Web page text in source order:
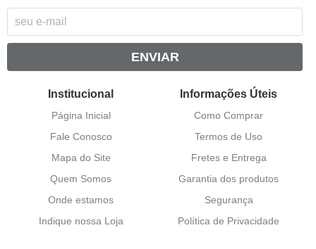
ENVIAR
Institucional
Página Inicial
Fale Conosco
Mapa do Site
Quem Somos
Onde estamos
Indique nossa Loja
Informações Úteis
Como Comprar
Termos de Uso
Fretes e Entrega
Garantia dos produtos
Segurança
Política de Privacidade